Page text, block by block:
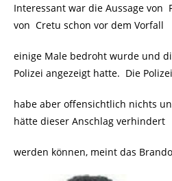
Interessant war die Aussage von
von Cretu schon vor dem Vorfall
einige Male bedroht wurde und
Polizei angezeigt hatte. Die Polizei
habe aber offensichtlich nichts
hätte dieser Anschlag verhindert
werden können, meint das